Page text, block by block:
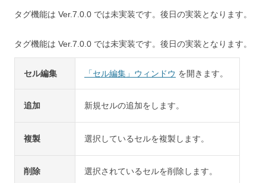
タグ機能は Ver.7.0.0 では未実装です。後日の実装となります。
タグ機能は Ver.7.0.0 では未実装です。後日の実装となります。
セル編集 「セル編集」ウィンドウ を開きます。
追加 新規セルの追加をします。
複製 選択しているセルを複製します。
削除 選択されているセルを削除します。